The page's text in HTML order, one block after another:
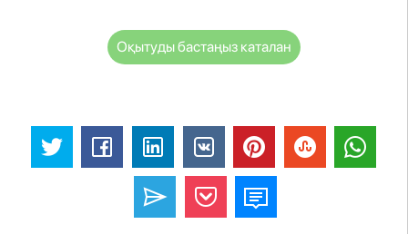
Оқытуды бастаңыз каталан